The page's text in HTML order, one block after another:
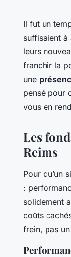
de lecture
Il fut un
suffisaient à
leurs
franchir la
une
pensé pour
vous en
Les
Reims
Pour qu’un
:
solidement
coûts
frein, pas